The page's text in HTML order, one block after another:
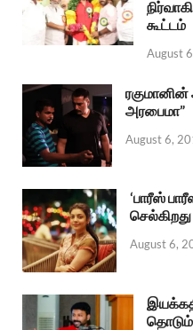
கூட்டம்
August
அரபைமா”
August 6,
‘பாரீஸ்
செல்கிறது
August 6,